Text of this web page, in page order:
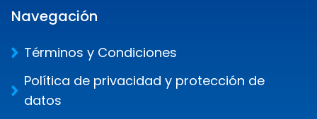
Navegación
Términos y Condiciones
Política de privacidad y protección de
datos